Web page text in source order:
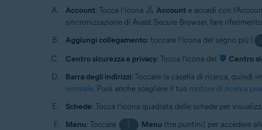
Account: Tocca l’icona Account e accedi con
sincronizzazione di Avast Secure Browser, fare
Aggiungi collegamento: toccare l’icona del segno più (
Centro sicurezza e privacy: Tocca l'icona del Centro
Barra degli indirizzi: Toccare la casella di ricerca, quindi
normale. Puoi anche scegliere il tuo motore di ricerca
Schede: Tocca l’icona quadrata delle schede per
Menu: Toccare ⋮ Menu (tre puntini) per accedere